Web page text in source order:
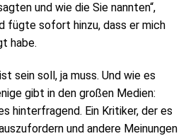
und wie die Sie nannten“,
fügte sofort hinzu, dass er mich
habe.
sein soll, ja muss. Und wie es
gibt in den großen Medien:
hinterfragend. Ein Kritiker, der es
und andere Meinungen